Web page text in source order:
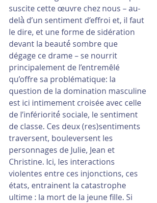
suscite cette œuvre chez nous – au-
delà̀ d’un sentiment d’effroi et, il faut
le dire, et une forme de sidération
devant la beauté́ sombre que
dégage ce drame – se nourrit
principalement de l’entremêlé
qu’offre sa problématique: la
question de la domination masculine
est ici intimement croisée avec celle
de l’infériorité́ sociale, le sentiment
de classe. Ces deux (res)sentiments
traversent, bouleversent les
personnages de Julie, Jean et
Christine. Ici, les interactions
violentes entre ces injonctions, ces
états, entrainent la catastrophe
ultime : la mort de la jeune fille. Si